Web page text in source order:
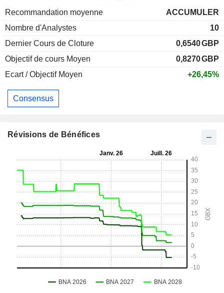
Recommandation moyenne
ACCUMULER
Nombre d'Analystes
10
Dernier Cours de Cloture
0,6540GBP
Objectif de cours Moyen
0,8270GBP
Ecart / Objectif Moyen
+26,45%
Consensus
Révisions de Bénéfices